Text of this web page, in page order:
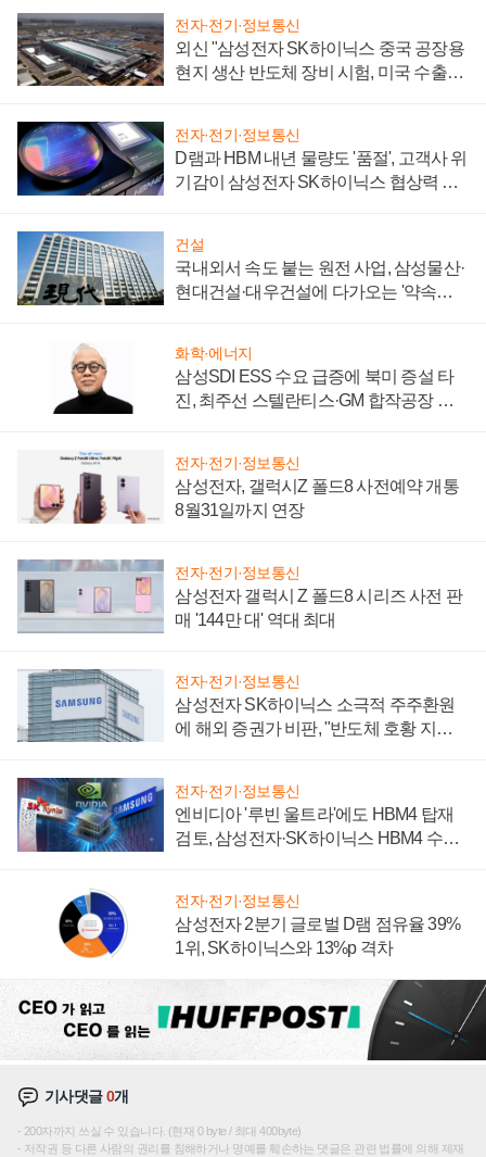
전자·전기·정보통신
외신 "삼성전자 SK하이닉스 중국 공장용
현지 생산 반도체 장비 시험, 미국 수출통
전자·전기·정보통신
D램과 HBM 내년 물량도 '품절', 고객사 위
기감이 삼성전자 SK하이닉스 협상력 더
건설
국내외서 속도 붙는 원전 사업, 삼성물산·
현대건설·대우건설에 다가오는 '약속의
화학·에너지
삼성SDI ESS 수요 급증에 북미 증설 타
진, 최주선 스텔란티스·GM 합작공장 건
전자·전기·정보통신
삼성전자, 갤럭시Z 폴드8 사전예약 개통
8월31일까지 연장
전자·전기·정보통신
삼성전자 갤럭시 Z 폴드8 시리즈 사전 판
매 '144만 대' 역대 최대
전자·전기·정보통신
삼성전자 SK하이닉스 소극적 주주환원
에 해외 증권가 비판, "반도체 호황 지속
전자·전기·정보통신
엔비디아 '루빈 울트라'에도 HBM4 탑재
검토, 삼성전자·SK하이닉스 HBM4 수율
전자·전기·정보통신
삼성전자 2분기 글로벌 D램 점유율 39%
1위, SK하이닉스와 13%p 격차
기사댓글0개
200자까지 쓰실 수 있습니다. (현재 0 byte / 최대 400byte)
저작권 등 다른 사람의 권리를 침해하거나 명예를 훼손하는 댓글은 관련 법률에 의해 제재